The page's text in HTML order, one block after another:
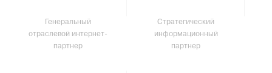
Генеральный
отраслевой интернет-
партнер
Стратегический
информационный
партнер